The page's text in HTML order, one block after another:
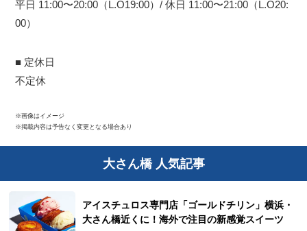
平日 11:00〜20:00（L.O19:00）/ 休日 11:00〜21:00（L.O20:
00）
■ 定休日
不定休
※画像はイメージ
※掲載内容は予告なく変更となる場合あり
大さん橋 人気記事
アイスチュロス専門店「ゴールドチリン」横浜・
大さん橋近くに！海外で注目の新感覚スイーツ